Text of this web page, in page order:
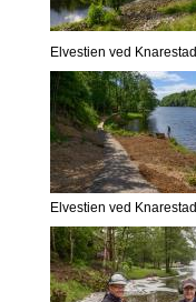
Elvestien ved Knarestad
Elvestien ved Knarestad